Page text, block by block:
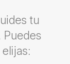
tu
Puedes